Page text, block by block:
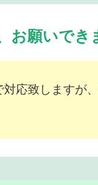
お願いでき
応致しますが